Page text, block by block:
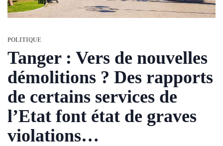
POLITIQUE
Tanger : Vers de nouvelles
démolitions ? Des rapports
de certains services de
l’Etat font état de graves
violations…